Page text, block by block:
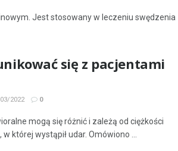
Jest stosowany w leczeniu swędzenia
się z pacjentami
2022 0
mogą się różnić i zależą od ciężkości
której wystąpił udar. Omówiono ...